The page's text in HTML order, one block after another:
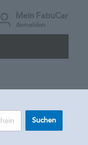
Mein FabuCar
Anmelden
Suchen